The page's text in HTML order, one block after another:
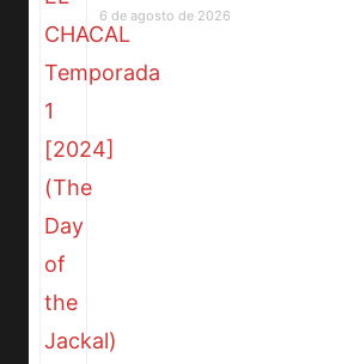
6 de agosto de 2026